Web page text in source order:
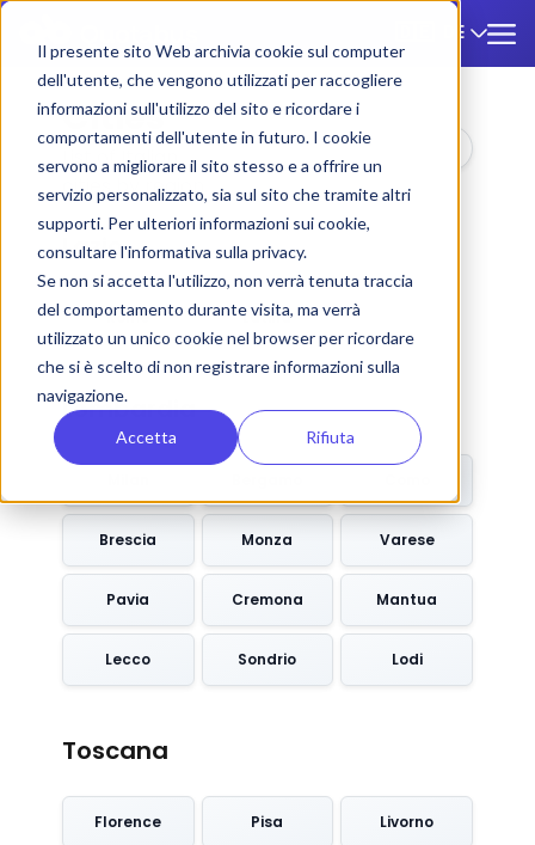
Il presente sito Web archivia cookie sul computer
dell'utente, che vengono utilizzati per raccogliere
informazioni sull'utilizzo del sito e ricordare i
comportamenti dell'utente in futuro. I cookie
servono a migliorare il sito stesso e a offrire un
servizio personalizzato, sia sul sito che tramite altri
supporti. Per ulteriori informazioni sui cookie,
consultare l'informativa sulla privacy.
Se non si accetta l'utilizzo, non verrà tenuta traccia
del comportamento durante visita, ma verrà
utilizzato un unico cookie nel browser per ricordare
che si è scelto di non registrare informazioni sulla
navigazione.
Accetta Rifiuta
DE
Cities
List of Italian
cities by region.
Lazio
Rome Latina
Lombardia
Brescia Monza Varese
Pavia Cremona Mantua
Lecco Sondrio Lodi
Toscana
Florence Pisa Livorno